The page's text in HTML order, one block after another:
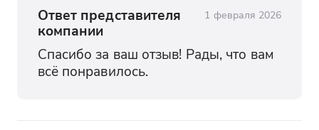
Ответ представителя
компании
1 февраля 2026
Спасибо за ваш отзыв! Рады, что вам
всё понравилось.